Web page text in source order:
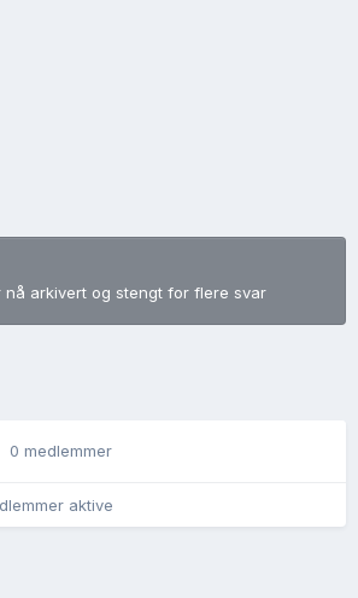
nå arkivert og stengt for flere svar
0 medlemmer
aktive